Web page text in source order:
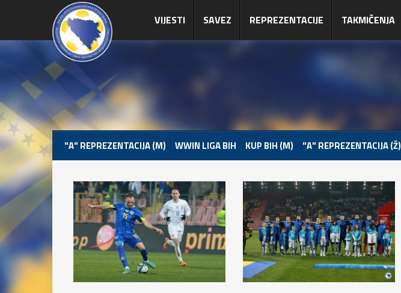
VIJESTI SAVEZ REPREZENTACIJE TAKMIČENJA
"A" REPREZENTACIJA (M) WWIN LIGA BIH KUP BIH (M) "A" REPREZENTACIJA (Ž)